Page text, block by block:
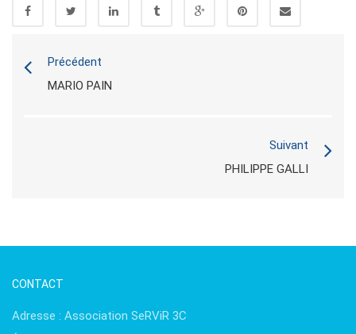
Précédent
MARIO PAIN
Suivant
PHILIPPE GALLI
CONTACT
Adresse : Association SeRViR 3C